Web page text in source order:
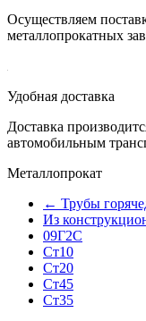
Осуществляем
металлопрокатных
Удобная доставка
Доставка
автомобильным
Металлопрокат
← Трубы
Из
09Г2С
Ст10
Ст20
Ст45
Ст35